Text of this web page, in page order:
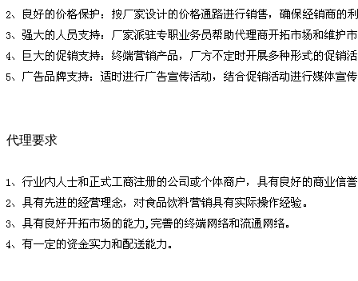
代理要求